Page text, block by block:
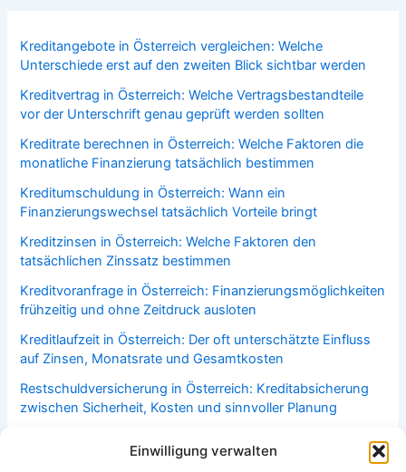
Einwilligung verwalten
Kreditangebote in Österreich vergleichen: Welche
Unterschiede erst auf den zweiten Blick sichtbar werden
Kreditvertrag in Österreich: Welche Vertragsbestandteile
vor der Unterschrift genau geprüft werden sollten
Kreditrate berechnen in Österreich: Welche Faktoren die
monatliche Finanzierung tatsächlich bestimmen
Kreditumschuldung in Österreich: Wann ein
Finanzierungswechsel tatsächlich Vorteile bringt
Kreditzinsen in Österreich: Welche Faktoren den
tatsächlichen Zinssatz bestimmen
Kreditvoranfrage in Österreich: Finanzierungsmöglichkeiten
frühzeitig und ohne Zeitdruck ausloten
Kreditlaufzeit in Österreich: Der oft unterschätzte Einfluss
auf Zinsen, Monatsrate und Gesamtkosten
Restschuldversicherung in Österreich: Kreditabsicherung
zwischen Sicherheit, Kosten und sinnvoller Planung
Kreditwürdigkeit und Finanzierungsmöglichkeiten